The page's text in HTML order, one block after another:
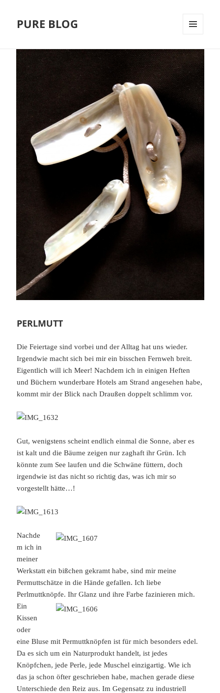
PURE BLOG
UND
WIDGETS
PERLMUTT
Die Feiertage sind vorbei und der Alltag hat uns wieder.
Irgendwie macht sich bei mir ein bisschen Fernweh breit.
Eigentlich will ich Meer! Nachdem ich in einigen Heften
und Büchern wunderbare Hotels am Strand angesehen habe,
kommt mir der Blick nach Draußen doppelt schlimm vor.
Gut, wenigstens scheint endlich einmal die Sonne, aber es
ist kalt und die Bäume zeigen nur zaghaft ihr Grün. Ich
könnte zum See laufen und die Schwäne füttern, doch
irgendwie ist das nicht so richtig das, was ich mir so
vorgestellt hätte…!
Nachde
m ich in
meiner
Werkstatt ein bißchen gekramt habe, sind mir meine
Permuttschätze in die Hände gefallen. Ich liebe
Perlmuttknöpfe. Ihr Glanz und ihre Farbe fazinieren mich.
Ein
Kissen
oder
eine Bluse mit Permuttknöpfen ist für mich besonders edel.
Da es sich um ein Naturprodukt handelt, ist jedes
Knöpfchen, jede Perle, jede Muschel einzigartig. Wie ich
das ja schon öfter geschrieben habe, machen gerade diese
Unterschiede den Reiz aus. Im Gegensatz zu industriell